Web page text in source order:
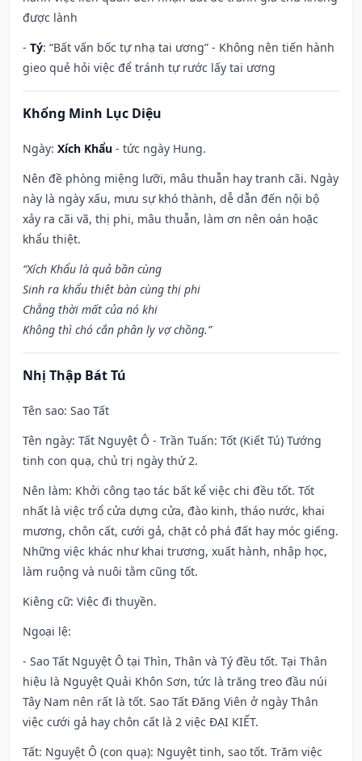
được lành
- Tý: “Bất vấn bốc tự nhạ tai ương” - Không nên tiến hành
gieo quẻ hỏi việc để tránh tự rước lấy tai ương
Khổng Minh Lục Diệu
Ngày: Xích Khẩu - tức ngày Hung.
Nên đề phòng miệng lưỡi, mâu thuẫn hay tranh cãi. Ngày
này là ngày xấu, mưu sự khó thành, dễ dẫn đến nội bộ
xảy ra cãi vã, thị phi, mâu thuẫn, làm ơn nên oán hoặc
khẩu thiệt.
“Xích Khẩu là quả bần cùng
Sinh ra khẩu thiệt bàn cùng thị phi
Chẳng thời mất của nó khi
Không thì chó cắn phân ly vợ chồng.”
Nhị Thập Bát Tú
Tên sao: Sao Tất
Tên ngày: Tất Nguyệt Ô - Trần Tuấn: Tốt (Kiết Tú) Tướng
tinh con quạ, chủ trị ngày thứ 2.
Nên làm: Khởi công tạo tác bất kể việc chi đều tốt. Tốt
nhất là việc trổ cửa dựng cửa, đào kinh, tháo nước, khai
mương, chôn cất, cưới gả, chặt cỏ phá đất hay móc giếng.
Những việc khác như khai trương, xuất hành, nhập học,
làm ruộng và nuôi tằm cũng tốt.
Kiêng cữ: Việc đi thuyền.
Ngoại lệ:
- Sao Tất Nguyệt Ô tại Thìn, Thân và Tý đều tốt. Tại Thân
hiệu là Nguyệt Quải Khôn Sơn, tức là trăng treo đầu núi
Tây Nam nên rất là tốt. Sao Tất Đăng Viên ở ngày Thân
việc cưới gả hay chôn cất là 2 việc ĐẠI KIẾT.
Tất: Nguyệt Ô (con quạ): Nguyệt tinh, sao tốt. Trăm việc